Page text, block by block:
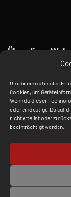
Um dir ein optimales
Cookies, um
Wenn du diesen
oder eindeutige IDs auf
nicht erteilst oder
beeinträchtigt werden.
Über diese
ChatBots mit
Sie wurde
Verlagsberatung
Facebook
Twitter
E-Mail